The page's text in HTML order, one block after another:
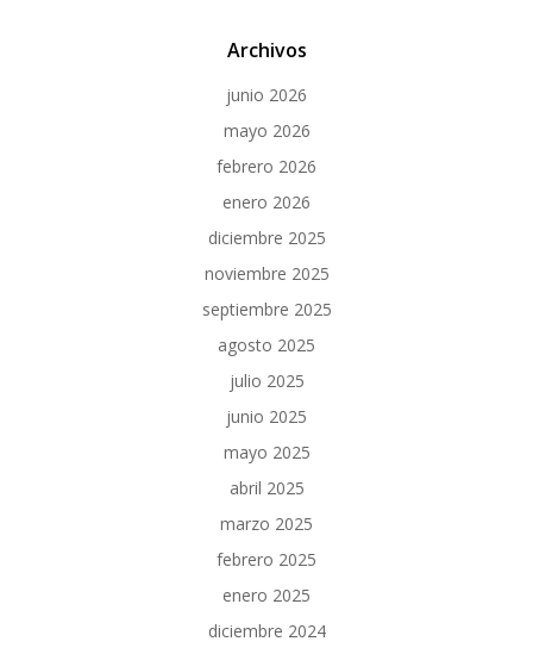
Archivos
junio 2026
mayo 2026
febrero 2026
enero 2026
diciembre 2025
noviembre 2025
septiembre 2025
agosto 2025
julio 2025
junio 2025
mayo 2025
abril 2025
marzo 2025
febrero 2025
enero 2025
diciembre 2024